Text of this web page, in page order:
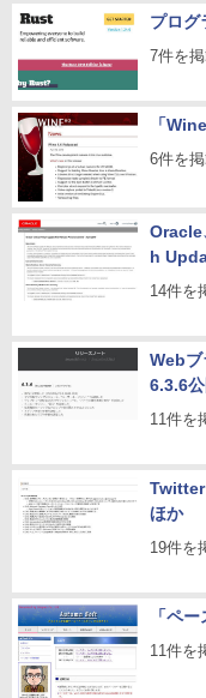
プロ
7件を掲
「
6件を掲
Oracle
h
14件を
Web
6.3.6
11件を
ほか
19件を
「ペ
11件を